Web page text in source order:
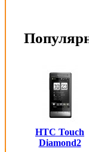
HTC Touch
Diamond2